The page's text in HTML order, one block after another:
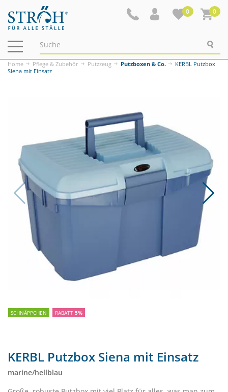
0 0
Navigation
ein-/ausblenden
Home Pflege & Zubehör Putzzeug Putzboxen & Co.
KERBL Putzbox
Siena mit Einsatz
SCHNÄPPCHEN RABATT 5%
KERBL Putzbox Siena mit Einsatz
marine/hellblau